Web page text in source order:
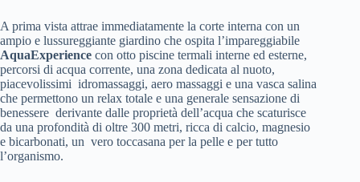
A prima vista attrae immediatamente la corte interna con un
ampio e lussureggiante giardino che ospita l’impareggiabile
AquaExperience con otto piscine termali interne ed esterne,
percorsi di acqua corrente, una zona dedicata al nuoto,
piacevolissimi idromassaggi, aero massaggi e una vasca salina
che permettono un relax totale e una generale sensazione di
benessere derivante dalle proprietà dell’acqua che scaturisce
da una profondità di oltre 300 metri, ricca di calcio, magnesio
e bicarbonati, un vero toccasana per la pelle e per tutto
l’organismo.